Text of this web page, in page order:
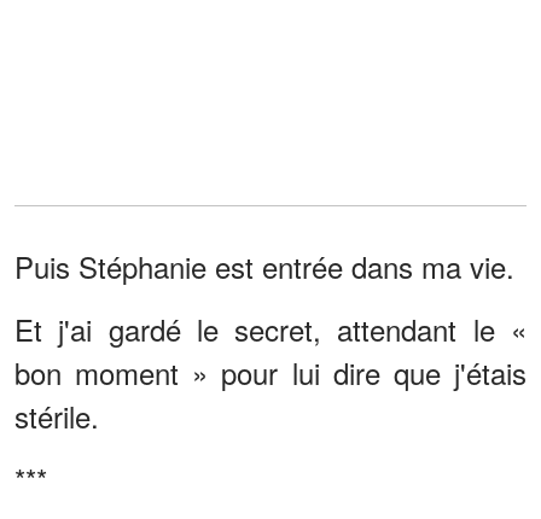
Puis Stéphanie est entrée dans ma vie.
Et j'ai gardé le secret, attendant le «
bon moment » pour lui dire que j'étais
stérile.
***